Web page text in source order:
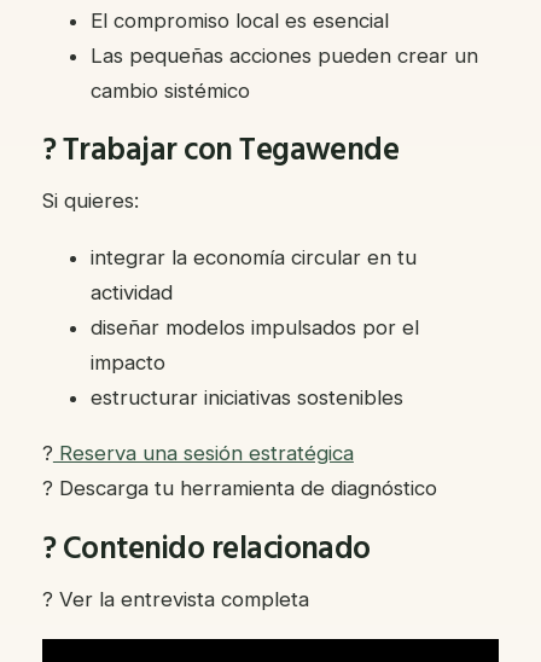
El compromiso local es esencial
Las pequeñas acciones pueden crear un
cambio sistémico
? Trabajar con Tegawende
Si quieres:
integrar la economía circular en tu
actividad
diseñar modelos impulsados por el
impacto
estructurar iniciativas sostenibles
? Reserva una sesión estratégica
? Descarga tu herramienta de diagnóstico
? Contenido relacionado
?️ Ver la entrevista completa